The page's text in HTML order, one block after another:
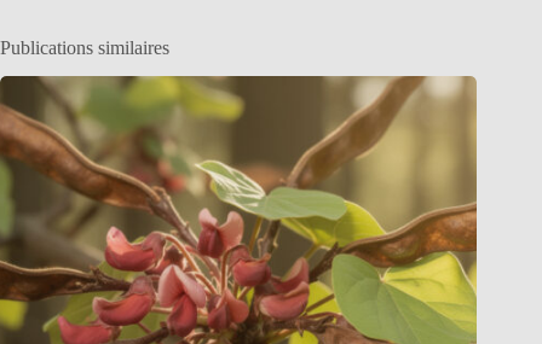
Publications similaires